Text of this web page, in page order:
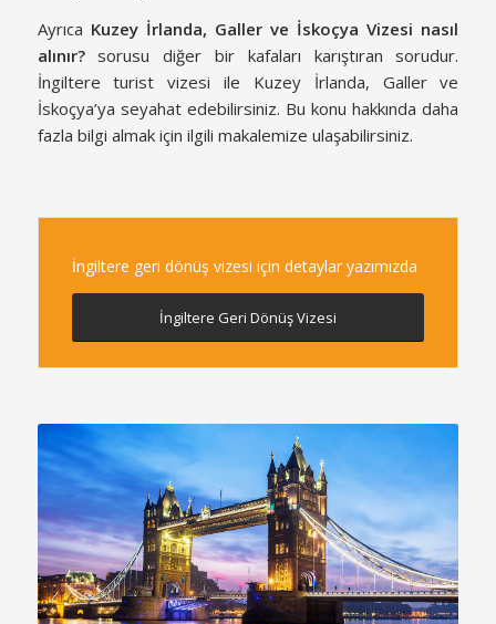
Ayrıca Kuzey İrlanda, Galler ve İskoçya Vizesi nasıl
alınır?sorusu diğer bir kafaları karıştıran sorudur.
İngiltere turist vizesi ile Kuzey İrlanda, Galler ve
İskoçya’ya seyahat edebilirsiniz. Bu konu hakkında daha
fazla bilgi almak için ilgili makalemize ulaşabilirsiniz.
İngiltere geri dönüş vizesi için detaylar yazımızda
İngiltere Geri Dönüş Vizesi